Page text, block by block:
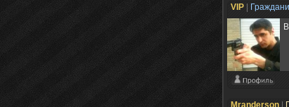
VIP
Mranderson